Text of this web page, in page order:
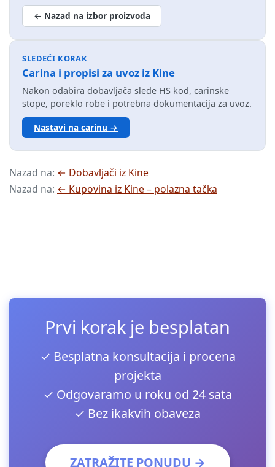
← Nazad na izbor proizvoda
SLEDEĆI KORAK
Carina i propisi za uvoz iz Kine
Nakon odabira dobavljača slede HS kod, carinske
stope, poreklo robe i potrebna dokumentacija za uvoz.
Nastavi na carinu →
Nazad na: ← Dobavljači iz Kine
Nazad na: ← Kupovina iz Kine – polazna tačka
Prvi korak je besplatan
✓ Besplatna konsultacija i procena
projekta
✓ Odgovaramo u roku od 24 sata
✓ Bez ikakvih obaveza
ZATRAŽITE PONUDU →